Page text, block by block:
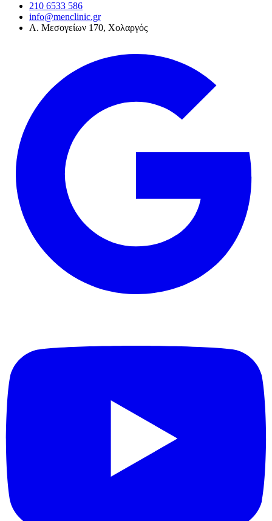
210 6533 586
info@menclinic.gr
Λ. Μεσογείων 170, Χολαργός